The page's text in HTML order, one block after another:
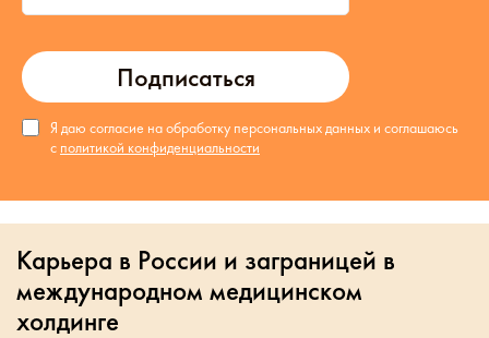
Подписаться
Я даю согласие на обработку персональных данных и соглашаюсь
с политикой конфиденциальности
Карьера в России и заграницей в
международном медицинском
холдинге